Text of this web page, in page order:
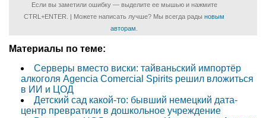
Если вы заметили ошибку — выделите ее мышью и нажмите
CTRL+ENTER. | Можете написать лучше? Мы всегда рады новым
авторам
Материалы по теме:
Серверы вместо виски: тайваньский импортёр
алкоголя Agencia Comercial Spirits решил вложиться
в ИИ и ЦОД
Детский сад какой-то: бывший немецкий дата-
центр превратили в дошкольное учреждение